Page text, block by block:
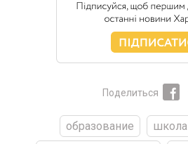
Поделиться
образование школа